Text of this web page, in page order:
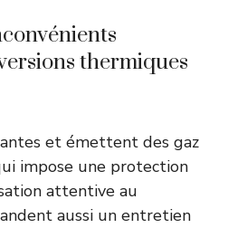
thermiques
et émettent des gaz
impose une protection
attentive au
aussi un entretien